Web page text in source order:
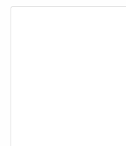
minimal 7 l/min -
- Grohe StarLight®
TurboStat®
SpeedClean
anti-torsion - adapté